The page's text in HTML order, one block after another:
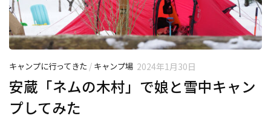
キャンプに行ってきた / キャンプ場 2024年1月30日
安蔵「ネムの木村」で娘と雪中キャン
プしてみた